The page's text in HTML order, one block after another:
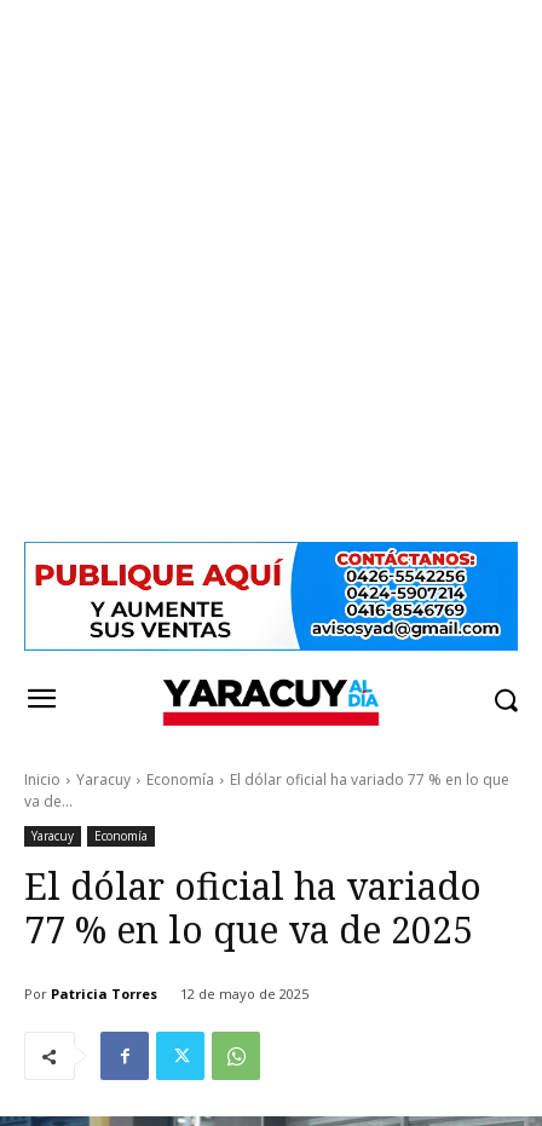
Inicio Yaracuy Economía
El dólar oficial ha variado 77 % en lo que
va de...
Yaracuy Economía
El dólar oficial ha variado
77 % en lo que va de 2025
Por Patricia Torres 12 de mayo de 2025